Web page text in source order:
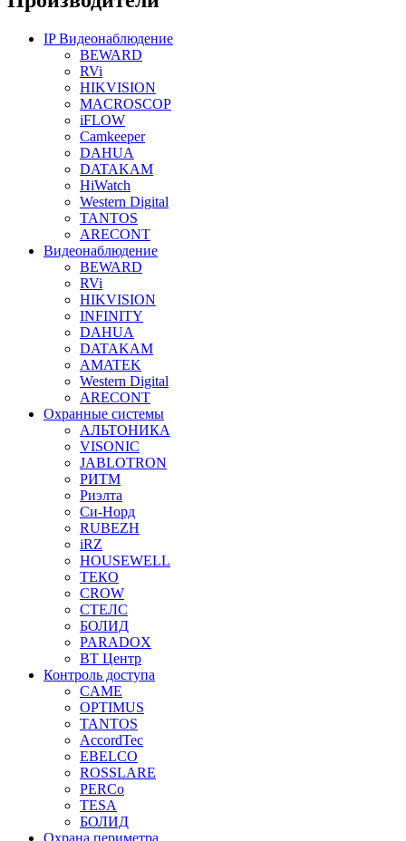
IP Видеонаблюдение
BEWARD
RVi
HIKVISION
MACROSCOP
iFLOW
Camkeeper
DAHUA
DATAKAM
HiWatch
Western Digital
TANTOS
ARECONT
Видеонаблюдение
BEWARD
RVi
HIKVISION
INFINITY
DAHUA
DATAKAM
AMATEK
Western Digital
ARECONT
Охранные системы
АЛЬТОНИКА
VISONIC
JABLOTRON
РИТМ
Риэлта
Си-Норд
RUBEZH
iRZ
HOUSEWELL
ТЕКО
CROW
СТЕЛС
БОЛИД
PARADOX
ВТ Центр
Контроль доступа
CAME
OPTIMUS
TANTOS
AccordTec
EBELCO
ROSSLARE
PERCo
TESA
БОЛИД
Охрана периметра